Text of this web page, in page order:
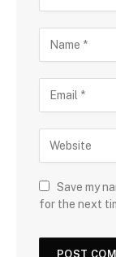
Save my
for the next